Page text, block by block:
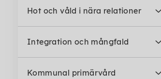
Hot och våld i nära relationer
Integration och mångfald
Kommunal primärvård